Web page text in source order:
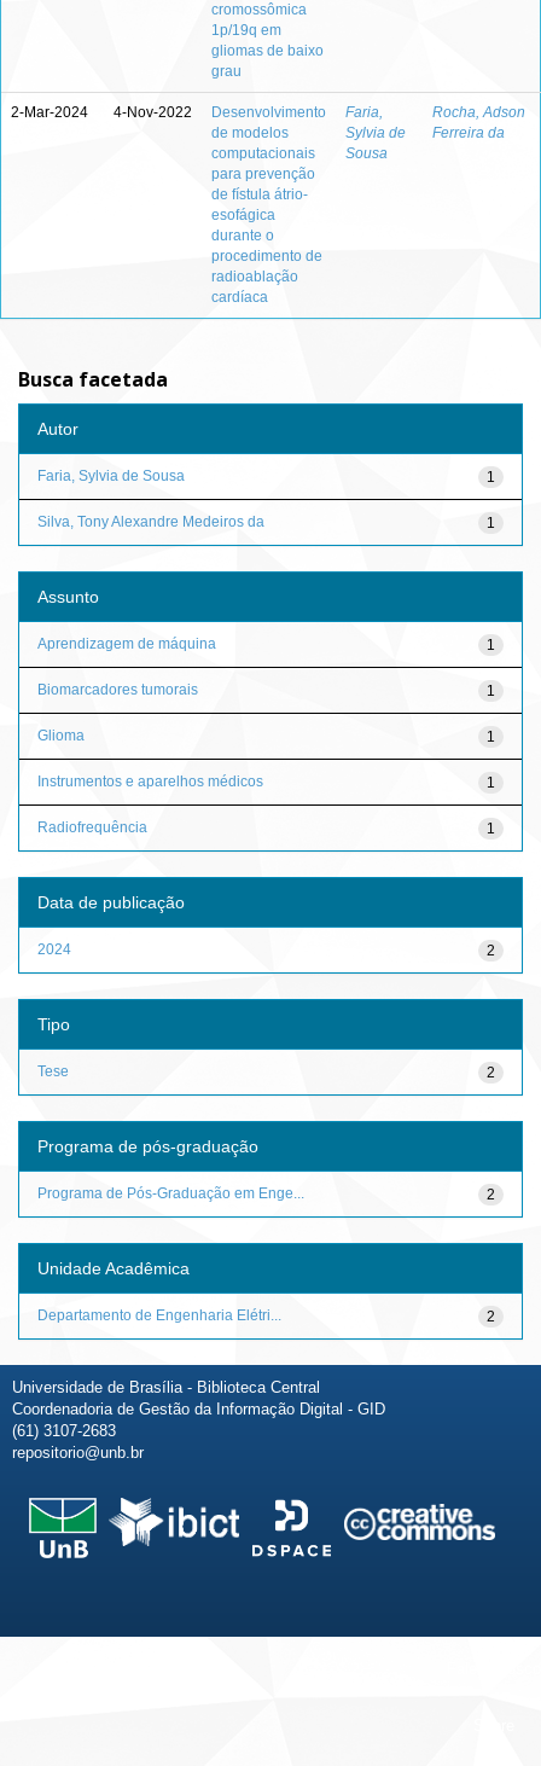
cromossômica
1p/19q em
gliomas de baixo
grau
2-Mar-2024 4-Nov-2022
Desenvolvimento
de modelos
computacionais
para prevenção
de fístula átrio-
esofágica
durante o
procedimento de
radioablação
cardíaca
Faria,
Sylvia de
Sousa
Rocha, Adson
Ferreira da
Busca facetada
Autor
1
Faria, Sylvia de Sousa
1
Silva, Tony Alexandre Medeiros da
Assunto
1
Aprendizagem de máquina
1
Biomarcadores tumorais
1
Glioma
1
Instrumentos e aparelhos médicos
1
Radiofrequência
Data de publicação
2
2024
Tipo
2
Tese
Programa de pós-graduação
2
Programa de Pós-Graduação em Enge...
Unidade Acadêmica
2
Departamento de Engenharia Elétri...
Universidade de Brasília - Biblioteca Central
Coordenadoria de Gestão da Informação Digital - GID
(61) 3107-2683
repositorio@unb.br